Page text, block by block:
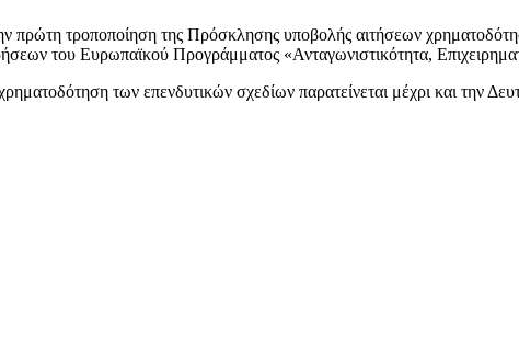
πρώτη τροποποίηση της Πρόσκλησης υποβολής αιτήσεων
του Ευρωπαϊκού Προγράμματος «Ανταγωνιστικότητα,
των επενδυτικών σχεδίων παρατείνεται μέχρι και την